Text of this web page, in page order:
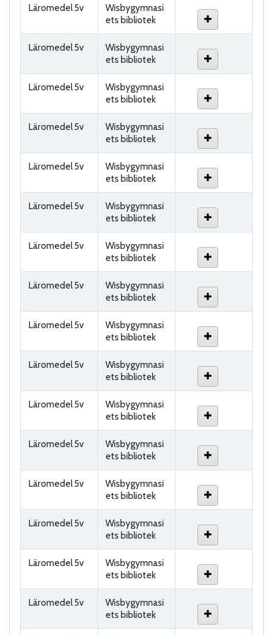
Läromedel 5v
Wisbygymnasi
ets bibliotek
Läromedel 5v
Wisbygymnasi
ets bibliotek
Läromedel 5v
Wisbygymnasi
ets bibliotek
Läromedel 5v
Wisbygymnasi
ets bibliotek
Läromedel 5v
Wisbygymnasi
ets bibliotek
Läromedel 5v
Wisbygymnasi
ets bibliotek
Läromedel 5v
Wisbygymnasi
ets bibliotek
Läromedel 5v
Wisbygymnasi
ets bibliotek
Läromedel 5v
Wisbygymnasi
ets bibliotek
Läromedel 5v
Wisbygymnasi
ets bibliotek
Läromedel 5v
Wisbygymnasi
ets bibliotek
Läromedel 5v
Wisbygymnasi
ets bibliotek
Läromedel 5v
Wisbygymnasi
ets bibliotek
Läromedel 5v
Wisbygymnasi
ets bibliotek
Läromedel 5v
Wisbygymnasi
ets bibliotek
Läromedel 5v
Wisbygymnasi
ets bibliotek